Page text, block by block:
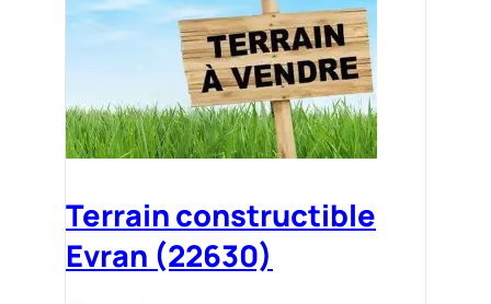
Terrain constructible
Evran (22630)